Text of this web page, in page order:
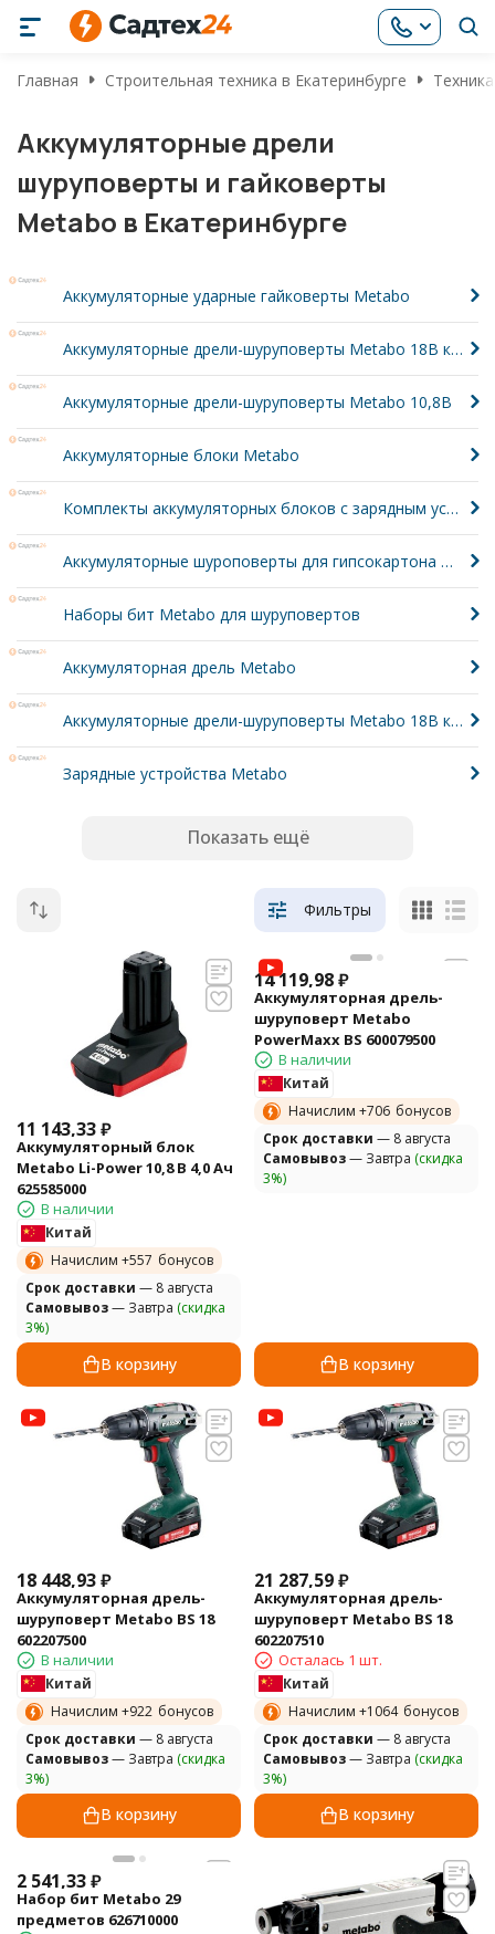
Главная Строительная техника в Екатеринбурге
Аккумуляторные дрели
шуруповерты и гайковерты
Metabo в Екатеринбурге
Аккумуляторные ударные гайковерты Metabo
Аккумуляторные дрели-шуруповерты Metabo 18В крутящий момент 48-60Нм
Аккумуляторные дрели-шуруповерты Metabo 10,8В
Аккумуляторные блоки Metabo
Комплекты аккумуляторных блоков с зарядным устройством Metabo
Аккумуляторные шуроповерты для гипсокартона Metabo
Наборы бит Metabo для шуруповертов
Аккумуляторная дрель Metabo
Аккумуляторные дрели-шуруповерты Metabo 18В крутящий момент 110-120Нм
Зарядные устройства Metabo
Показать ещё
Фильтры
11 143,33₽
Аккумуляторный блок
Metabo Li-Power 10,8 В 4,0 Ач
625585000
В наличии
Китай
Начислим +557 бонусов
Cрок доставки — 8 августа
Самовывоз— Завтра (скидка
3%)
В корзину
14 119,98₽
Аккумуляторная дрель-
шуруповерт Metabo
PowerMaxx BS 600079500
В наличии
Китай
Начислим +706 бонусов
Cрок доставки — 8 августа
Самовывоз— Завтра (скидка
3%)
В корзину
18 448,93₽
Аккумуляторная дрель-
шуруповерт Metabo BS 18
602207500
В наличии
Китай
Начислим +922 бонусов
Cрок доставки — 8 августа
Самовывоз— Завтра (скидка
3%)
В корзину
21 287,59₽
Аккумуляторная дрель-
шуруповерт Metabo BS 18
602207510
Осталась 1 шт.
Китай
Начислим +1064 бонусов
Cрок доставки — 8 августа
Самовывоз— Завтра (скидка
3%)
В корзину
2 541,33₽
Набор бит Metabo 29
предметов 626710000